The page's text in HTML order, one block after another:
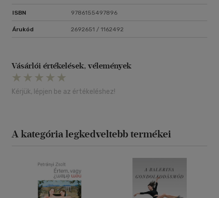
ISBN 9786155497896
Árukód 2692651 / 1162492
Vásárlói értékelések, vélemények
Kérjük, lépjen be az értékeléshez!
A kategória legkedveltebb termékei